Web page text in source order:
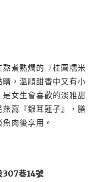
煮熟爛的『桂圓糯米
，溫順甜香中又有小
女生會喜歡的淡雅甜
窩『銀耳蓮子』，膳
肉後享用。
307巷14號